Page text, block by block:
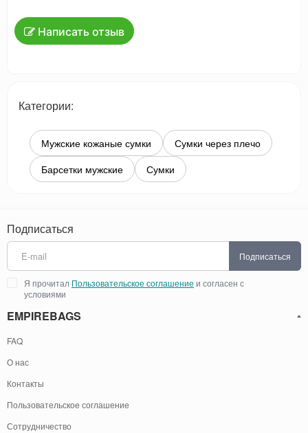
Написать отзыв
Категории:
Мужские кожаные сумки
Сумки через плечо
Барсетки мужские
Сумки
Подписаться
Подписаться
Я прочитал Пользовательское соглашение и согласен с
условиями
EMPIREBAGS
FAQ
О нас
Контакты
Пользовательское соглашение
Сотрудничество